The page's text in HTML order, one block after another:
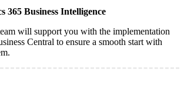
365 Business Intelligence
will support you with the implementation
Central to ensure a smooth start with